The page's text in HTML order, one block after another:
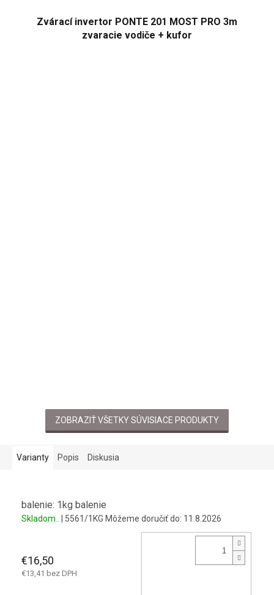
Zvárací invertor PONTE 201 MOST PRO 3m
zvaracie vodiče + kufor
ZOBRAZIŤ VŠETKY SÚVISIACE PRODUKTY
Varianty Popis Diskusia
balenie: 1kg balenie
Skladom.. | 5561/1KG Môžeme doručiť do: 11.8.2026
€16,50
€13,41 bez DPH